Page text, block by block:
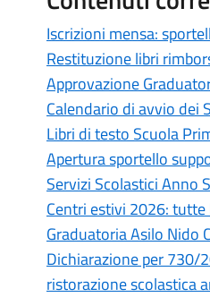
Iscrizioni mensa:
Restituzione libri
Approvazione
Calendario di avvio dei
Libri di testo Scuola
Apertura sportello
Servizi Scolastici Anno
Centri estivi 2026:
Graduatoria Asilo Nido
Dichiarazione per 730/
ristorazione scolastica